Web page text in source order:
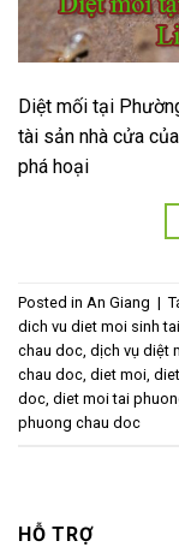
Diệt mối tại
tài sản nhà cửa
phá hoại
Posted in An Giang |
dich vu diet moi sinh
chau doc, dịch vụ diệt
chau doc, diet moi,
doc, diet moi tai
phuong chau doc
HỖ TRỢ